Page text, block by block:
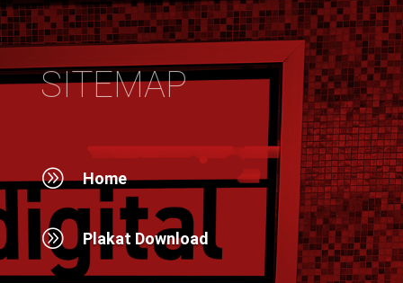
SITEMAP
A Home
A Plakat Download